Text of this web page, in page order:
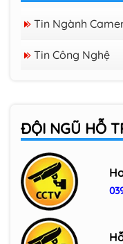
Tin Ngành
Tin Công Nghệ
ĐỘI NGŨ HỖ